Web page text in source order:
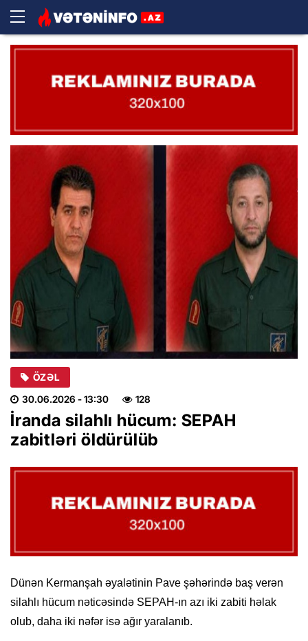
ÖZƏL
30.06.2026 - 13:30 128
İranda silahlı hücum: SEPAH
zabitləri öldürülüb
Dünən Kermanşah əyalətinin Pave şəhərində baş verən
silahlı hücum nəticəsində SEPAH-ın azı iki zabiti həlak
olub, daha iki nəfər isə ağır yaralanıb.